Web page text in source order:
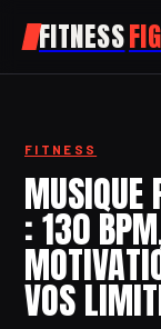
FITNESS
SPORT
NUTRITION
SANTÉ
BIEN-ÊTRE
FITNESS
MUSIQUE
: 130
VOS